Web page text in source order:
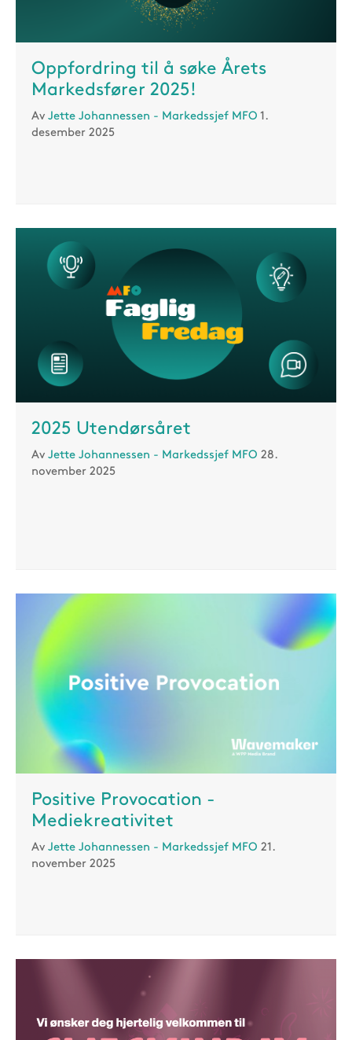
Oppfordring til å søke Årets
Markedsfører 2025!
Av Jette Johannessen - Markedssjef MFO 1.
desember 2025
2025 Utendørsåret
Av Jette Johannessen - Markedssjef MFO 28.
november 2025
Positive Provocation -
Mediekreativitet
Av Jette Johannessen - Markedssjef MFO 21.
november 2025